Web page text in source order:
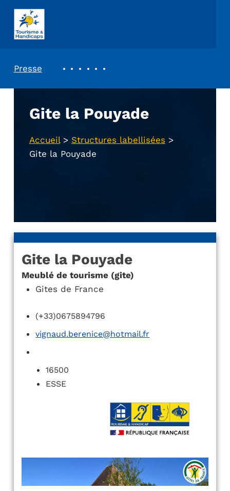
ASSOCIATION TOURISME ET HANDICAPS
Presse
Gite la Pouyade
Accueil> Structures labellisées >
Gite la Pouyade
Gite la Pouyade
Meublé de tourisme (gite)
Gites de France
(+33)0675894796
vignaud.berenice@hotmail.fr
16500
ESSE